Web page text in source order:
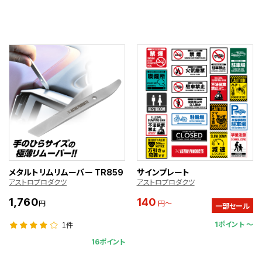
メタルトリムリムーバー TR859
アストロプロダクツ
1,760円
1件
16ポイント
サインプレート
アストロプロダクツ
140 円～ 一部セール
1ポイント 〜